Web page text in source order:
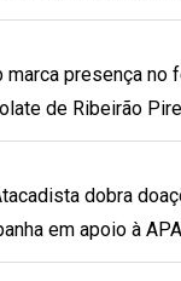
marca presença no
de Ribeirão
dobra
em apoio à